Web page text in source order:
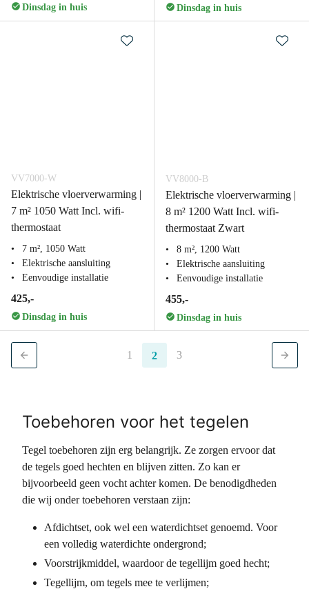
Dinsdag in huis Dinsdag in huis
VV7000-W
Elektrische vloerverwarming |
7 m² 1050 Watt Incl. wifi-
thermostaat
7 m², 1050 Watt
Elektrische aansluiting
Eenvoudige installatie
425,-
Dinsdag in huis
VV8000-B
Elektrische vloerverwarming |
8 m² 1200 Watt Incl. wifi-
thermostaat Zwart
8 m², 1200 Watt
Elektrische aansluiting
Eenvoudige installatie
455,-
Dinsdag in huis
1 2 3
Toebehoren voor het tegelen
Tegel toebehoren zijn erg belangrijk. Ze zorgen ervoor dat
de tegels goed hechten en blijven zitten. Zo kan er
bijvoorbeeld geen vocht achter komen. De benodigdheden
die wij onder toebehoren verstaan zijn:
Afdichtset, ook wel een waterdichtset genoemd. Voor
een volledig waterdichte ondergrond;
Voorstrijkmiddel, waardoor de tegellijm goed hecht;
Tegellijm, om tegels mee te verlijmen;